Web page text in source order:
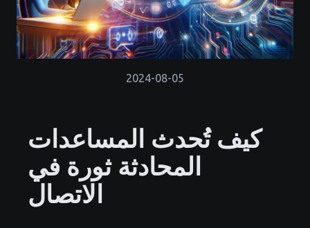
2024-08-05
كيف تُحدث المساعدات
المحادثة ثورة في
الاتصال